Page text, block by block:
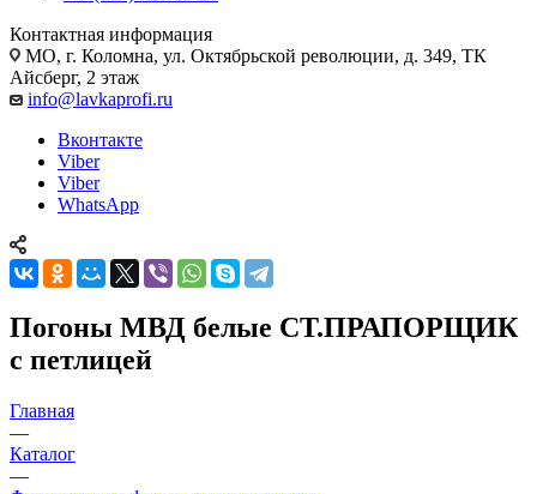
Контактная информация
МО, г. Коломна, ул. Октябрьской революции, д. 349, ТК
Айсберг, 2 этаж
info@lavkaprofi.ru
Вконтакте
Viber
Viber
WhatsApp
Погоны МВД белые СТ.ПРАПОРЩИК
с петлицей
Главная
—
Каталог
—